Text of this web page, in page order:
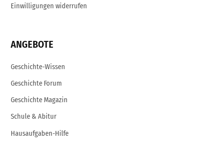
Einwilligungen widerrufen
ANGEBOTE
Geschichte-Wissen
Geschichte Forum
Geschichte Magazin
Schule & Abitur
Hausaufgaben-Hilfe